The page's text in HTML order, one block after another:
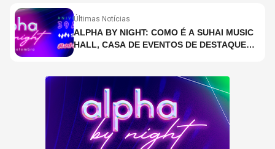
Últimas Notícias
ALPHA BY NIGHT: COMO É A SUHAI MUSIC
HALL, CASA DE EVENTOS DE DESTAQUE